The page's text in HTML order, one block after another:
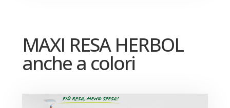
MAXI RESA HERBOL
anche a colori